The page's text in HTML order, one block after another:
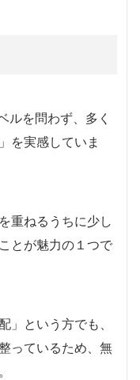
ルを問わず、多く
を実感していま
重ねるうちに少し
とが魅力の１つで
」という方でも、
っているため、無